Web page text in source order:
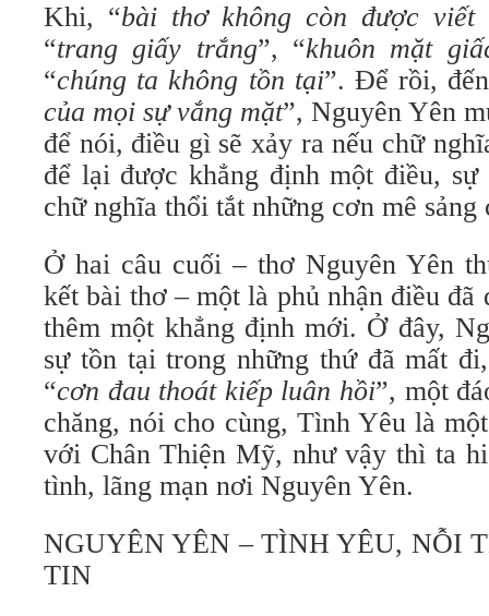
Khi, “bài thơ không còn được viết
“trang giấy trắng”, “khuôn mặt
“chúng ta không tồn tại”. Để rồi,
của mọi sự vắng mặt”, Nguyên Yên
để nói, điều gì sẽ xảy ra nếu chữ
để lại được khẳng định một điều,
chữ nghĩa thổi tắt những cơn mê sảng
Ở hai câu cuối – thơ Nguyên Yên
kết bài thơ – một là phủ nhận điều đã
thêm một khẳng định mới. Ở đây,
sự tồn tại trong những thứ đã mất
“cơn đau thoát kiếp luân hồi”, một
chăng, nói cho cùng, Tình Yêu là
với Chân Thiện Mỹ, như vậy thì ta
tình, lãng mạn nơi Nguyên Yên.
NGUYÊN YÊN – TÌNH YÊU, NỖI
TIN